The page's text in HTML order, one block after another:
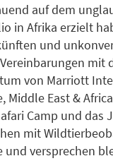
auf dem
in Afrika erzielt
und
mit
von Marriott
Middle East &
Camp und das
mit
und versprechen